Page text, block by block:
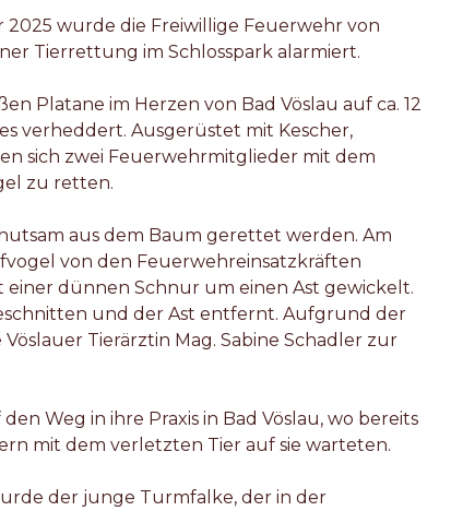
2025 wurde die Freiwillige Feuerwehr von
Tierrettung im Schlosspark alarmiert.
Platane im Herzen von Bad Vöslau auf ca. 12
verheddert. Ausgerüstet mit Kescher,
sich zwei Feuerwehrmitglieder mit dem
zu retten.
aus dem Baum gerettet werden. Am
von den Feuerwehreinsatzkräften
dünnen Schnur um einen Ast gewickelt.
und der Ast entfernt. Aufgrund der
Tierärztin Mag. Sabine Schadler zur
Weg in ihre Praxis in Bad Vöslau, wo bereits
mit dem verletzten Tier auf sie warteten.
der junge Turmfalke, der in der